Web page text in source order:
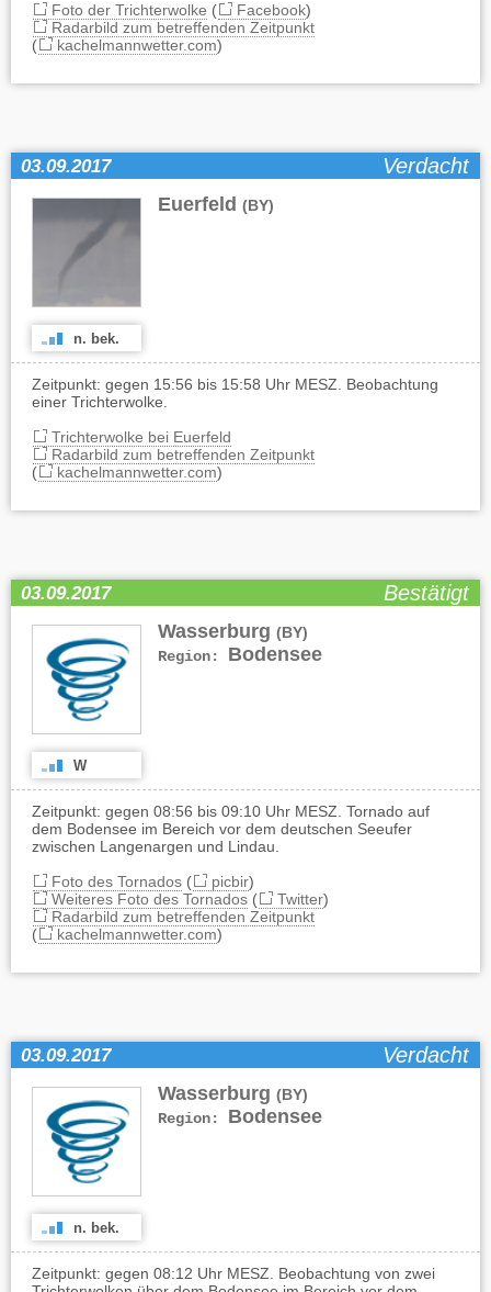
Foto der Trichterwolke ( Facebook)
Radarbild zum betreffenden Zeitpunkt
(
kachelmannwetter.com)
03.09.2017 Verdacht
Euerfeld (BY)
n. bek.
Zeitpunkt: gegen 15:56 bis 15:58 Uhr MESZ. Beobachtung
einer Trichterwolke.
Trichterwolke bei Euerfeld
Radarbild zum betreffenden Zeitpunkt
(
kachelmannwetter.com)
03.09.2017 Bestätigt
Wasserburg (BY)
Region: Bodensee
W
Zeitpunkt: gegen 08:56 bis 09:10 Uhr MESZ. Tornado auf
dem Bodensee im Bereich vor dem deutschen Seeufer
zwischen Langenargen und Lindau.
Foto des Tornados( picbir)
Weiteres Foto des Tornados( Twitter)
Radarbild zum betreffenden Zeitpunkt
(
kachelmannwetter.com)
03.09.2017 Verdacht
Wasserburg (BY)
Region: Bodensee
n. bek.
Zeitpunkt: gegen 08:12 Uhr MESZ. Beobachtung von zwei